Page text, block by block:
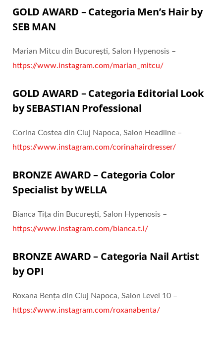
GOLD AWARD – Categoria Men’s Hair by
SEB MAN
Marian Mitcu din București, Salon Hypenosis –
https://www.instagram.com/marian_mitcu/
GOLD AWARD – Categoria Editorial Look
by SEBASTIAN Professional
Corina Costea din Cluj Napoca, Salon Headline –
https://www.instagram.com/corinahairdresser/
BRONZE AWARD – Categoria Color
Specialist by WELLA
Bianca Tița din București, Salon Hypenosis –
https://www.instagram.com/bianca.t.i/
BRONZE AWARD – Categoria Nail Artist
by OPI
Roxana Bența din Cluj Napoca, Salon Level 10 –
https://www.instagram.com/roxanabenta/